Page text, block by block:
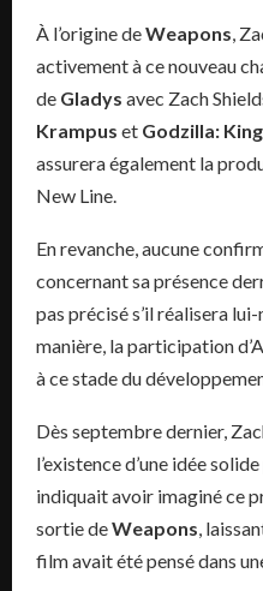
À l’origine deWeapons ,
activement à ce nouveau
de Gladys avec Zach
Krampus et Godzilla:
assurera également la
New Line.
En revanche, aucune
concernant sa présence
pas précisé s’il réalisera
manière, la participation
à ce stade du
Dès septembre dernier,
l’existence d’une idée
indiquait avoir imaginé ce
sortie deWeapons ,
film avait été pensé dans